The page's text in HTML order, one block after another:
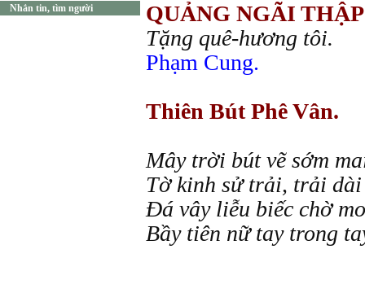
Nhắn tin, tìm người
QUẢNG NGÃI
Tặng quê-hương tôi.
Phạm Cung.
Thiên Bút Phê Vân.
Mây trời bút vẽ sớm
Tờ kinh sử trải, trải dài
Đá vây liễu biếc chờ
Bầy tiên nữ tay trong